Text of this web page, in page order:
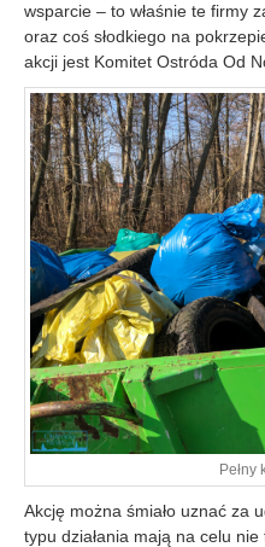
wsparcie – to właśnie te firmy
oraz coś słodkiego na
akcji jest Komitet Ostróda Od
Pełny
Akcję można śmiało uznać za
typu działania mają na celu